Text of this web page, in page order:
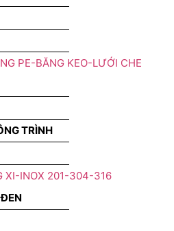
PE-BĂNG KEO-LƯỚI CHE
TRÌNH
XI-INOX 201-304-316